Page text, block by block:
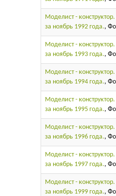
Моделист -
за ноябрь 1992 года.,
Моделист -
за ноябрь 1993 года.,
Моделист -
за ноябрь 1994 года.,
Моделист -
за ноябрь 1995 года.,
Моделист -
за ноябрь 1996 года.,
Моделист -
за ноябрь 1997 года.,
Моделист -
за ноябрь 1999 года.,